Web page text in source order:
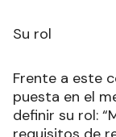
Su rol
Frente a este
puesta en el
definir su rol: